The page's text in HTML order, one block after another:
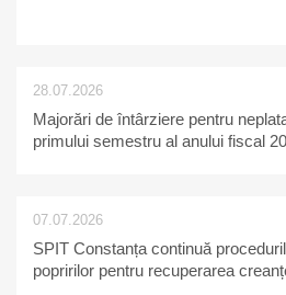
28.07.2026
Majorări de întârziere pentru
primului semestru al anului fiscal
07.07.2026
SPIT Constanța continuă
popririlor pentru recuperarea